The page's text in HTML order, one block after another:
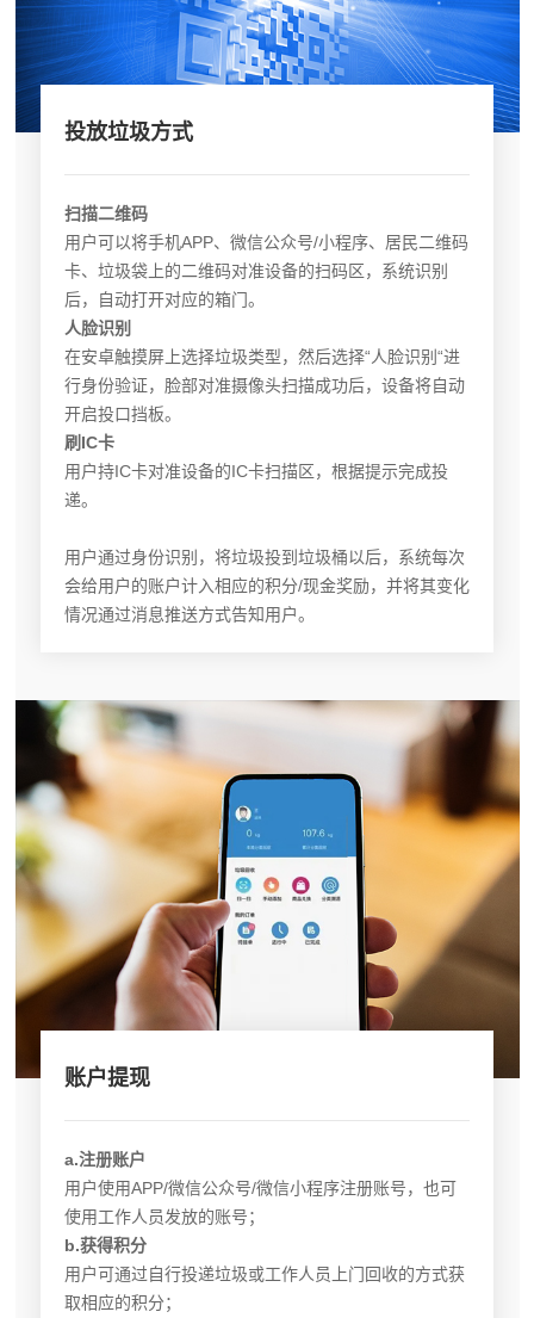
投放垃圾方式
扫描二维码
用户可以将手机APP、微信公众号/小程序、居民二维码
卡、垃圾袋上的二维码对准设备的扫码区，系统识别
后，自动打开对应的箱门。
人脸识别
在安卓触摸屏上选择垃圾类型，然后选择“人脸识别“进
行身份验证，脸部对准摄像头扫描成功后，设备将自动
开启投口挡板。
刷IC卡
用户持IC卡对准设备的IC卡扫描区，根据提示完成投
递。
用户通过身份识别，将垃圾投到垃圾桶以后，系统每次
会给用户的账户计入相应的积分/现金奖励，并将其变化
情况通过消息推送方式告知用户。
账户提现
a.注册账户
用户使用APP/微信公众号/微信小程序注册账号，也可
使用工作人员发放的账号；
b.获得积分
用户可通过自行投递垃圾或工作人员上门回收的方式获
取相应的积分；